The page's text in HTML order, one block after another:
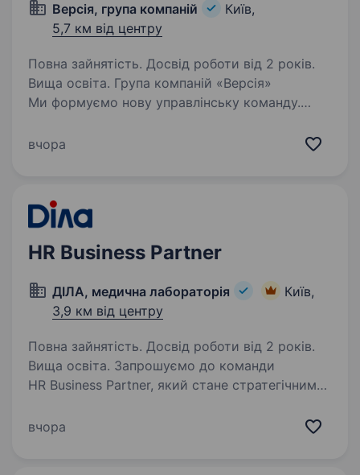
Версія, група компаній
Київ,
5,7 км від центру
Повна зайнятість. Досвід роботи від 2 років.
Вища освіта. Група компаній «Версія»
Ми формуємо нову управлінську команду.
українських груп компаній у сфері системної
вчора
HR Business Partner
ДІЛА, медична лабораторія
Київ,
3,9 км від центру
Повна зайнятість. Досвід роботи від 2 років.
Вища освіта. Запрошуємо до команди
HR Business Partner, який стане стратегічним
керівникам досягати результатів через
вчора